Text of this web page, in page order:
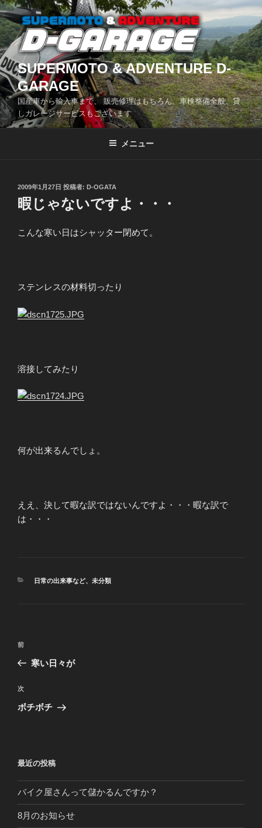
コ
ン
テ
ン
ツ
へ
ス
キ
ッ
SUPERMOTO & ADVENTURE D-
GARAGE
国産車から輸入車まで、 販売修理はもちろん、車検整備全般、貸
しガレージサービスもございます
メニュー
投
稿
日:
2009年1月27日 投稿者: D-OGATA
暇じゃないですよ・・・
こんな寒い日はシャッター閉めて。
ステンレスの材料切ったり
溶接してみたり
何が出来るんでしょ。
ええ、決して暇な訳ではないんですよ・・・暇な訳で
は・・・
カ
日常の出来事など、 未分類
投
ビ
ゲ
ン
前
の
稿
前
寒い日々が
次
の
次
ボチボチ
最近の投稿
バイク屋さんって儲かるんですか？
8月のお知らせ